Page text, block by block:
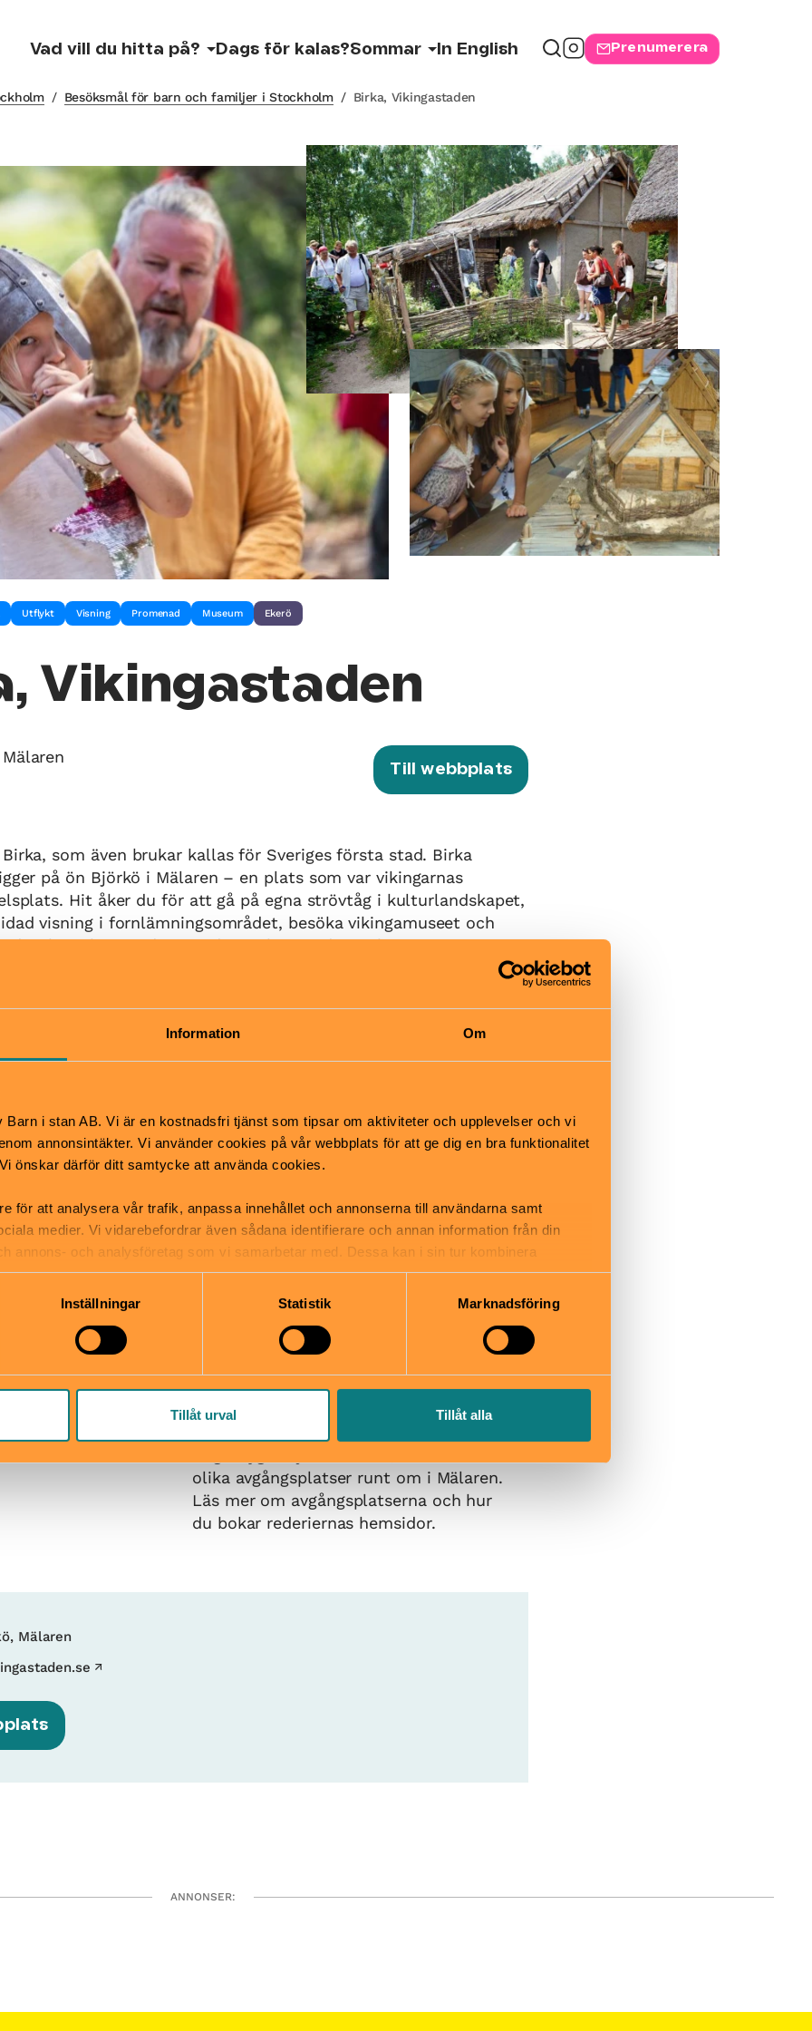
Information Om
Barn i stan AB. Vi är en kostnadsfri tjänst som tipsar om aktiviteter och upplevelser och vi
annonsintäkter. Vi använder cookies på vår webbplats för att ge dig en bra funktionalitet
önskar därför ditt samtycke att använda cookies.
för att analysera vår trafik, anpassa innehållet och annonserna till användarna samt
medier. Vi vidarebefordrar även sådana identifierare och annan information från din
annons- och analysföretag som vi samarbetar med. Dessa kan i sin tur kombinera
som du har tillhandahållit eller som de har samlat in när du har använt deras tjänster.
Inställningar Statistik Marknadsföring
Tillåt urval Tillåt alla
Vad vill du hitta på? Dags för kalas?Sommar In English Prenumerera
/ Besöksmål för barn och familjer i Stockholm / Birka, Vikingastaden
Utflykt Visning Promenad Museum Ekerö
Vikingastaden
Till webbplats
som även brukar kallas för Sveriges första stad. Birka
på ön Björkö i Mälaren – en plats som var vikingarnas
Hit åker du för att gå på egna strövtåg i kulturlandskapet,
visning i fornlämningsområdet, besöka vikingamuseet och
vikingabyn med sina tidstypiska smedjor och vävstugor.
ansetts så värdefullt att bevara att det garanterats skydd genom
händer nästan alltid något! Förutom vårt vanliga utbud av
på fornlämningsområdet och museibesök kan du också komma
temaguidningar, träffa tatuerare,
här!
öppettider Se Strömma kanalbolag för båtbiljett
Du tar dig enkelt till Birka med
Strömma Kanalbolagets, Rederi
olika avgångsplatser runt om i Mälaren.
Läs mer om avgångsplatserna och hur
du bokar rederiernas hemsidor.
Mälaren
ANNONSER: